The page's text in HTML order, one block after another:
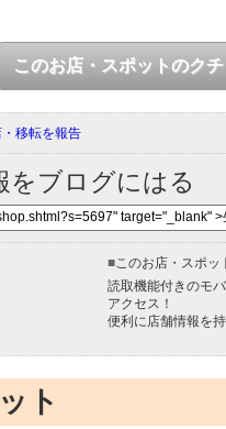
このお店・スポットのク
移転を報告
をブログにはる
■ このお店・スポ
読取機能付きのモ
アクセス！
便利に店舗情報を
ト